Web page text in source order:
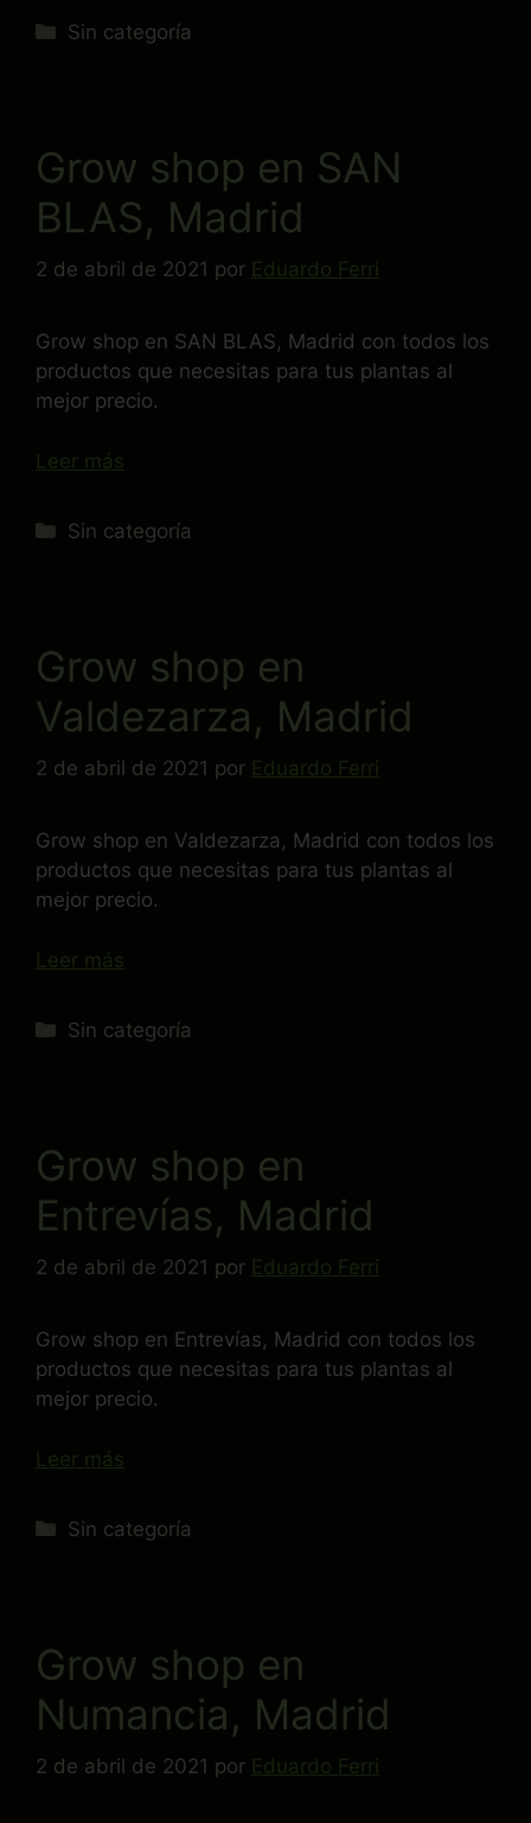
Sin categoría
Grow shop en SAN
BLAS, Madrid
2 de abril de 2021 por Eduardo Ferri
Grow shop en SAN BLAS, Madrid con todos los
productos que necesitas para tus plantas al
mejor precio.
Leer más
Sin categoría
Grow shop en
Valdezarza, Madrid
2 de abril de 2021 por Eduardo Ferri
Grow shop en Valdezarza, Madrid con todos los
productos que necesitas para tus plantas al
mejor precio.
Leer más
Sin categoría
Grow shop en
Entrevías, Madrid
2 de abril de 2021 por Eduardo Ferri
Grow shop en Entrevías, Madrid con todos los
productos que necesitas para tus plantas al
mejor precio.
Leer más
Sin categoría
Grow shop en
Numancia, Madrid
2 de abril de 2021 por Eduardo Ferri